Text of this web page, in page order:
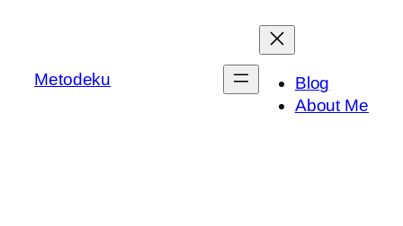
Metodeku
Blog
About Me